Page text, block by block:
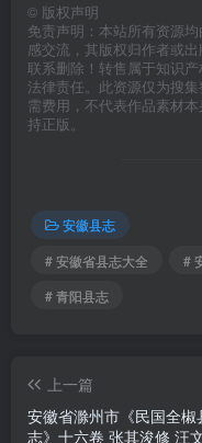
© 版权声明
免责声明：本站所有资源
感交流，其版权归作者或
联系删除！转售属于知识
法律责任。此资源仅为搜
需费用，不代表作品素材
持正版。
安徽县志
# 安徽省县志大全
#
# 青阳县志
上一篇
安徽省滁州市《民国全椒
志》十六卷 张其浚修 汪